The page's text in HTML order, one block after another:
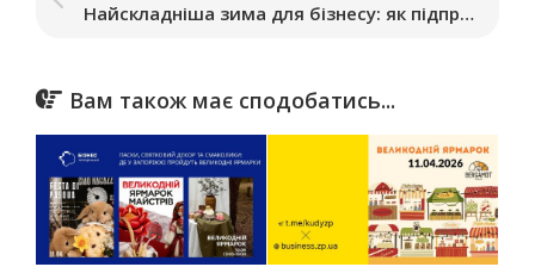
Найскладніша зима для бізнесу: як підприємці Запоріжжя пережили тривалі відключення світла
Вам також має сподобатись...